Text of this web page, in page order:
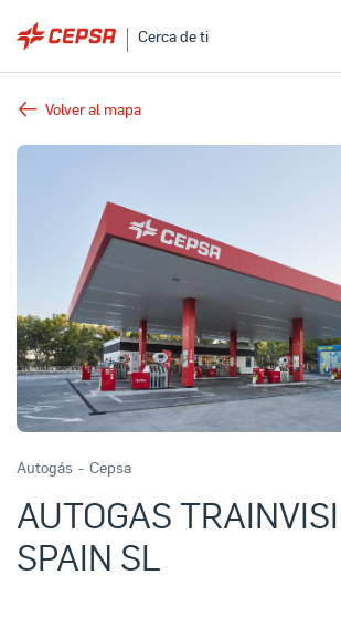
Cerca de ti
Volver al mapa
Autogás - Cepsa
AUTOGAS
SPAIN SL